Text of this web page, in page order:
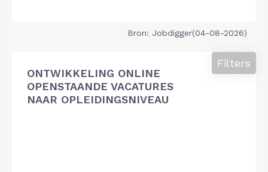
Bron: Jobdigger(04-08-2026)
ONTWIKKELING ONLINE
OPENSTAANDE VACATURES
NAAR OPLEIDINGSNIVEAU
Filters